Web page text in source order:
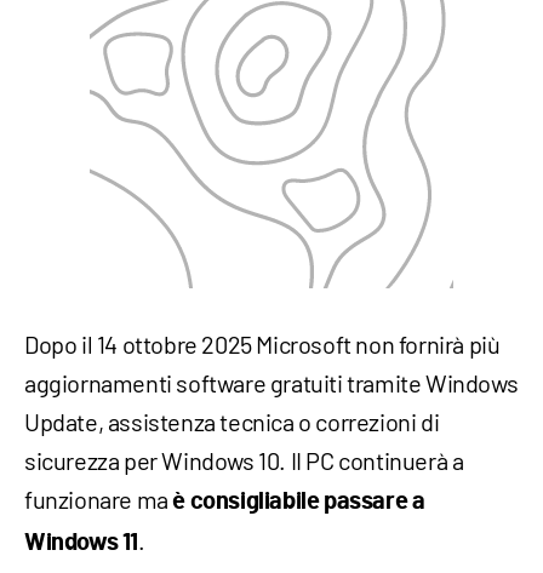
Dopo il 14 ottobre 2025 Microsoft non fornirà più
aggiornamenti software gratuiti tramite Windows
Update, assistenza tecnica o correzioni di
sicurezza per Windows 10. II PC continuerà a
funzionare maè consigliabile passare a
Windows 11 .